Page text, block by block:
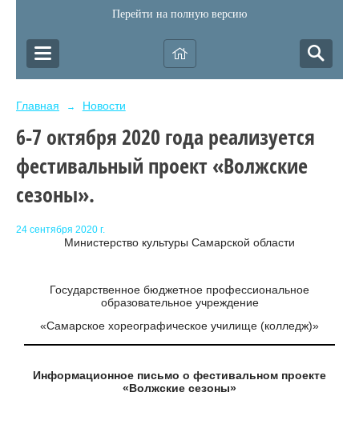
Перейти на полную версию
Главная → Новости
6-7 октября 2020 года реализуется
фестивальный проект «Волжские
сезоны».
24 сентября 2020 г.
Министерство культуры Самарской области
Государственное бюджетное профессиональное
образовательное учреждение
«Самарское хореографическое училище (колледж)»
Информационное письмо о фестивальном проекте
«Волжские сезоны»